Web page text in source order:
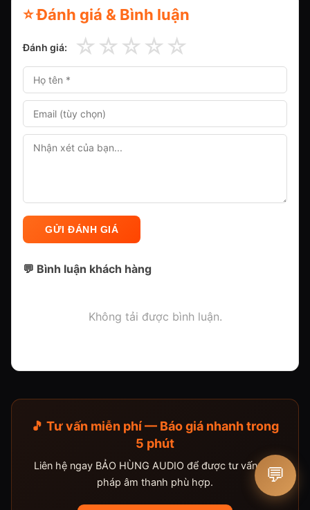
⭐ Đánh giá & Bình luận
Đánh giá: ☆ ☆ ☆ ☆ ☆
GỬI ĐÁNH GIÁ
💬 Bình luận khách hàng
Không tải được bình luận.
🎵 Tư vấn miễn phí — Báo giá nhanh trong
5 phút
Liên hệ ngay BẢO HÙNG AUDIO để được tư vấn giải
pháp âm thanh phù hợp.
💬